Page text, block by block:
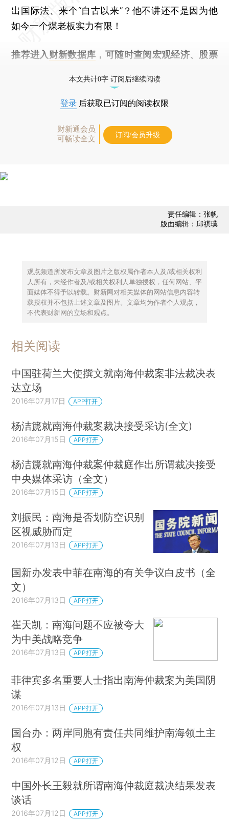
出国际法、来个“自古以来”？他不讲还不是因为他
如今一个煤老板实力有限！
推荐进入 财新数据库 ，可随时查阅宏观经济、股票
本文共计0字 订阅后继续阅读
登录 后获取已订阅的阅读权限
财新通会员
可畅读全文
订阅/会员升级
责任编辑：张帆
版面编辑：邱祺璞
观点频道所发布文章及图片之版权属作者本人及/或相关权利
人所有，未经作者及/或相关权利人单独授权，任何网站、平
面媒体不得予以转载。财新网对相关媒体的网站信息内容转
载授权并不包括上述文章及图片。文章均为作者个人观点，
不代表财新网的立场和观点。
相关阅读
中国驻荷兰大使撰文就南海仲裁案非法裁决表
达立场
2016年07月17日 APP打开
杨洁篪就南海仲裁案裁决接受采访(全文)
2016年07月15日 APP打开
杨洁篪就南海仲裁案仲裁庭作出所谓裁决接受
中央媒体采访（全文）
2016年07月15日 APP打开
刘振民：南海是否划防空识别
区视威胁而定
2016年07月13日 APP打开
国新办发表中菲在南海的有关争议白皮书（全
文）
2016年07月13日 APP打开
崔天凯：南海问题不应被夸大
为中美战略竞争
2016年07月13日 APP打开
菲律宾多名重要人士指出南海仲裁案为美国阴
谋
2016年07月13日 APP打开
国台办：两岸同胞有责任共同维护南海领土主
权
2016年07月12日 APP打开
中国外长王毅就所谓南海仲裁庭裁决结果发表
谈话
2016年07月12日 APP打开